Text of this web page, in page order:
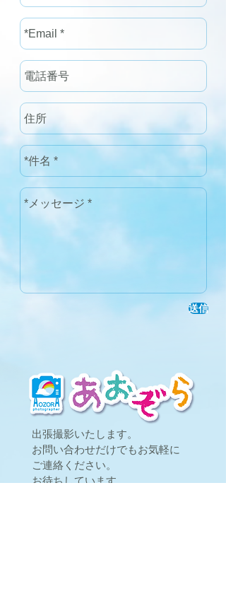
送信
出張撮影いたします。
お問い合わせだけでもお気軽に
ご連絡ください。
お待ちしています。